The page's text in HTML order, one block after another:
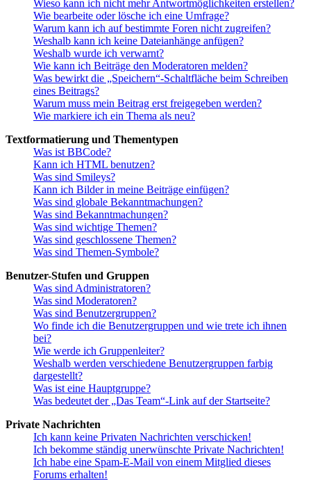
Wieso kann ich nicht mehr Antwortmöglichkeiten erstellen?
Wie bearbeite oder lösche ich eine Umfrage?
Warum kann ich auf bestimmte Foren nicht zugreifen?
Weshalb kann ich keine Dateianhänge anfügen?
Weshalb wurde ich verwarnt?
Wie kann ich Beiträge den Moderatoren melden?
Was bewirkt die „Speichern“-Schaltfläche beim Schreiben
eines Beitrags?
Warum muss mein Beitrag erst freigegeben werden?
Wie markiere ich ein Thema als neu?
Textformatierung und Thementypen
Was ist BBCode?
Kann ich HTML benutzen?
Was sind Smileys?
Kann ich Bilder in meine Beiträge einfügen?
Was sind globale Bekanntmachungen?
Was sind Bekanntmachungen?
Was sind wichtige Themen?
Was sind geschlossene Themen?
Was sind Themen-Symbole?
Benutzer-Stufen und Gruppen
Was sind Administratoren?
Was sind Moderatoren?
Was sind Benutzergruppen?
Wo finde ich die Benutzergruppen und wie trete ich ihnen
bei?
Wie werde ich Gruppenleiter?
Weshalb werden verschiedene Benutzergruppen farbig
dargestellt?
Was ist eine Hauptgruppe?
Was bedeutet der „Das Team“-Link auf der Startseite?
Private Nachrichten
Ich kann keine Privaten Nachrichten verschicken!
Ich bekomme ständig unerwünschte Private Nachrichten!
Ich habe eine Spam-E-Mail von einem Mitglied dieses
Forums erhalten!